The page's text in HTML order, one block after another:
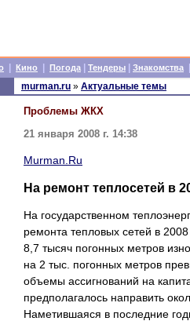
Кино Погода Тендеры Знакомства
murman.ru » Актуальные темы
Проблемы ЖКХ
21 января 2008 г. 14:38
Murman.Ru
На ремонт теплосетей в
На государственном
ремонта тепловых сетей в
8,7 тысяч погонных метров
на 2 тыс. погонных метров
объемы ассигнований на
предполагалось направить
Наметившаяся в последние